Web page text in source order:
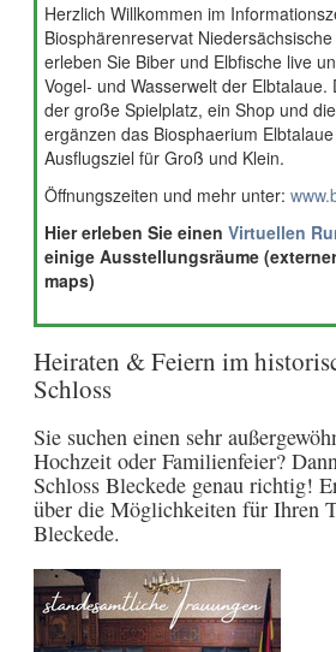
Herzlich Willkommen im
Biosphärenreservat
erleben Sie Biber und Elbfische live
Vogel- und Wasserwelt der Elbtalaue.
der große Spielplatz, ein Shop und
ergänzen das Biosphaerium
Ausflugsziel für Groß und Klein.
Öffnungszeiten und mehr unter:
Hier erleben Sie einen Virtuellen
einige Ausstellungsräume
maps)
Heiraten & Feiern im
Schloss
Sie suchen einen sehr
Hochzeit oder Familienfeier?
Schloss Bleckede genau richtig!
über die Möglichkeiten für Ihren
Bleckede.